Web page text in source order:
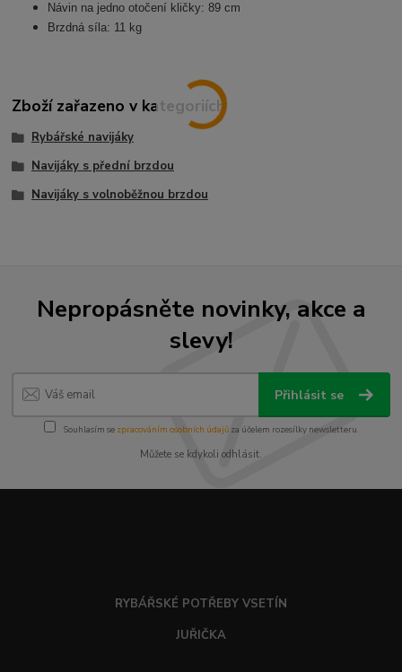
Návin na jedno otočení kličky: 89 cm
Brzdná síla: 11 kg
Zboží zařazeno v kategoriích
Rybářské navijáky
Navijáky s přední brzdou
Navijáky s volnoběžnou brzdou
Nepropásněte novinky, akce a
slevy!
Přihlásit se
Souhlasím se zpracováním osobních údajůza účelem rozesílky newsletteru.
Můžete se kdykoli odhlásit.
RYBÁŘSKÉ POTŘEBY VSETÍN
JUŘIČKA